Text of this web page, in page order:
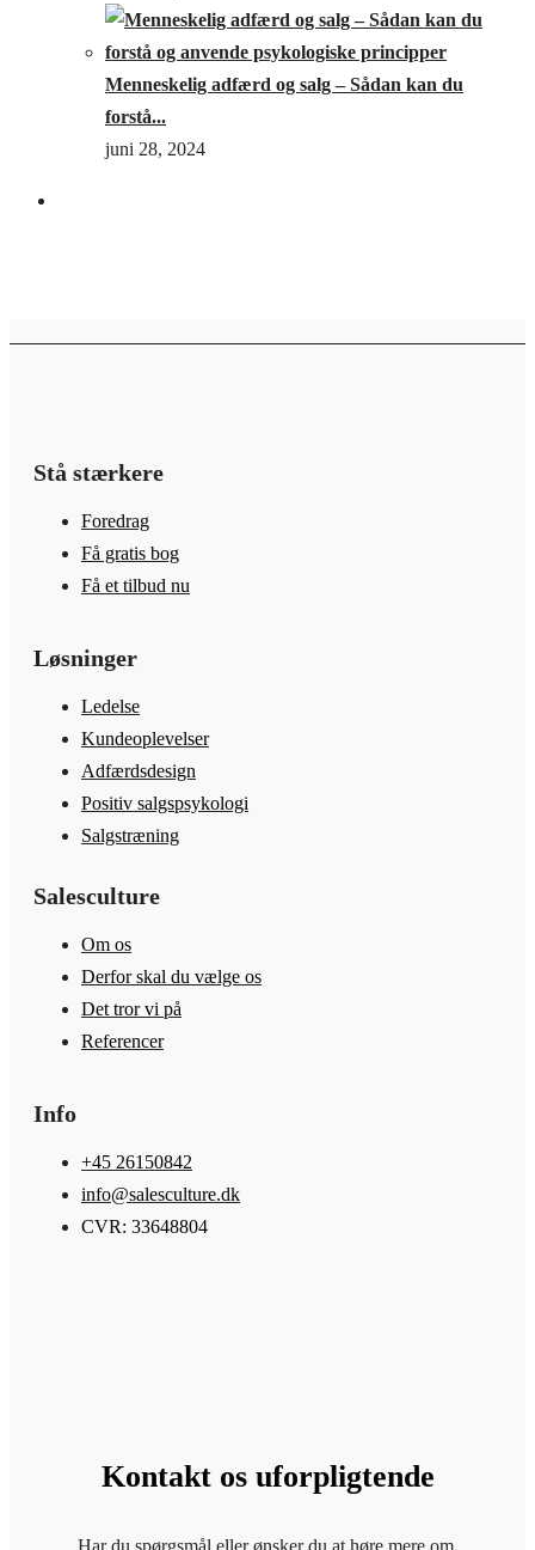
Menneskelig adfærd og salg – Sådan kan du
forstå...
juni 28, 2024
Stå stærkere
Foredrag
Få gratis bog
Få et tilbud nu
Løsninger
Ledelse
Kundeoplevelser
Adfærdsdesign
Positiv salgspsykologi
Salgstræning
Salesculture
Om os
Derfor skal du vælge os
Det tror vi på
Referencer
Info
+45 26150842
info@salesculture.dk
CVR: 33648804
Kontakt os uforpligtende